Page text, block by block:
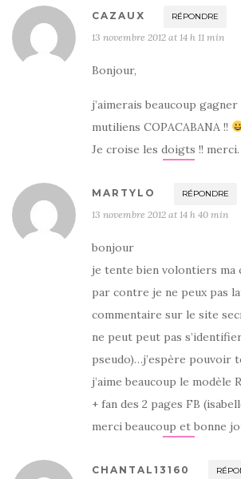
CAZAUX RÉPONDRE
13 novembre 2012 at 14 h 11 min
Bonjour,
j’aimerais beaucoup
mutiliens COPACABANA !!
Je croise les doigts !! merci.
MARTYLO RÉPONDRE
13 novembre 2012 at 14 h 40 min
bonjour
je tente bien volontiers ma
par contre je ne peux pas
commentaire sur le site
ne peut peut pas
pseudo)…j’espère pouvoir
j’aime beaucoup le modèle
+ fan des 2 pages FB
merci beaucoup et bonne
CHANTAL13160